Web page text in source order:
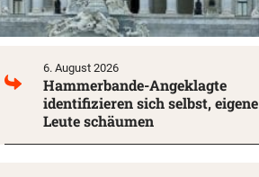
6. August 2026
Hammerbande-Angeklagte
identifizieren sich selbst, eigene
Leute schäumen